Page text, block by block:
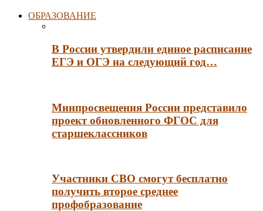
ОБРАЗОВАНИЕ
В России утвердили единое расписание
ЕГЭ и ОГЭ на следующий год…
Минпросвещения России представило
проект обновленного ФГОС для
старшеклассников
Участники СВО смогут бесплатно
получить второе среднее
профобразование